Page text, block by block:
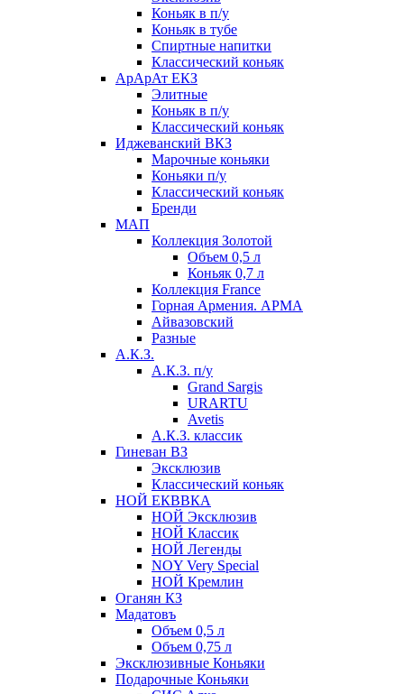
Коньяк в п/у
Коньяк в тубе
Спиртные напитки
Классический коньяк
АрАрАт ЕКЗ
Элитные
Коньяк в п/у
Классический коньяк
Иджеванский ВКЗ
Марочные коньяки
Коньяки п/у
Классический коньяк
Бренди
МАП
Коллекция Золотой
Объем 0,5 л
Коньяк 0,7 л
Коллекция France
Горная Армения. АРМА
Айвазовский
Разные
А.К.З.
А.К.З. п/у
Grand Sargis
URARTU
Avetis
А.К.З. классик
Гиневан ВЗ
Эксклюзив
Классический коньяк
НОЙ ЕКВВКА
НОЙ Эксклюзив
НОЙ Классик
НОЙ Легенды
NOY Very Speсial
НОЙ Кремлин
Оганян КЗ
Мадатовъ
Объем 0,5 л
Объем 0,75 л
Эксклюзивные Коньяки
Подарочные Коньяки